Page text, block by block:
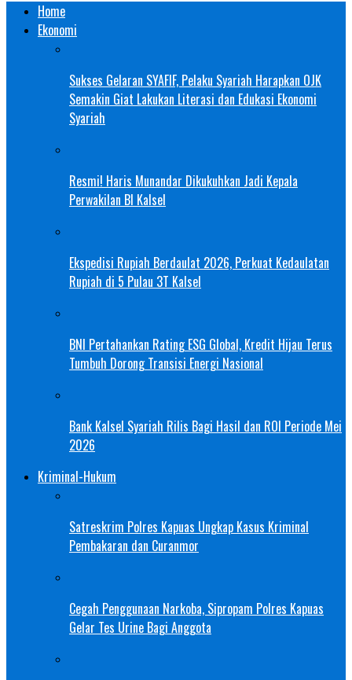
Home
Ekonomi
Sukses Gelaran SYAFIF, Pelaku Syariah Harapkan OJK
Semakin Giat Lakukan Literasi dan Edukasi Ekonomi
Syariah
Resmi! Haris Munandar Dikukuhkan Jadi Kepala
Perwakilan BI Kalsel
Ekspedisi Rupiah Berdaulat 2026, Perkuat Kedaulatan
Rupiah di 5 Pulau 3T Kalsel
BNI Pertahankan Rating ESG Global, Kredit Hijau Terus
Tumbuh Dorong Transisi Energi Nasional
Bank Kalsel Syariah Rilis Bagi Hasil dan ROI Periode Mei
2026
Kriminal-Hukum
Satreskrim Polres Kapuas Ungkap Kasus Kriminal
Pembakaran dan Curanmor
Cegah Penggunaan Narkoba, Sipropam Polres Kapuas
Gelar Tes Urine Bagi Anggota